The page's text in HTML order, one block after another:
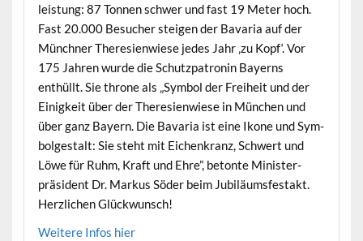
leis­tung: 87 Ton­nen schw­er und fast 19 Meter hoch.
Fast 20.000 Besuch­er steigen der Bavaria auf der
Münch­n­er There­sien­wiese jedes Jahr ‚zu Kopf‘. Vor
175 Jahren wurde die Schutz­pa­tron­in Bay­erns
enthüllt. Sie throne als „Sym­bol der Frei­heit und der
Einigkeit über der There­sien­wiese in München und
über ganz Bay­ern. Die Bavaria ist eine Ikone und Sym­
bol­gestalt: Sie ste­ht mit Eichenkranz, Schw­ert und
Löwe für Ruhm, Kraft und Ehre”, betonte Min­is­ter­
präsi­dent Dr. Markus Söder beim Jubiläums­fes­takt.
Her­zlichen Glückwunsch!
Weit­ere Infos hier